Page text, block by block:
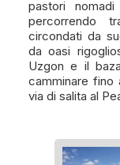
pastori
percorrendo
circondati da
da oasi
Uzgon e il
camminare fino
via di salita al